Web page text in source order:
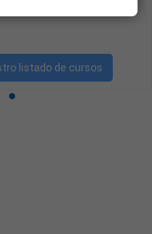
listado de cursos